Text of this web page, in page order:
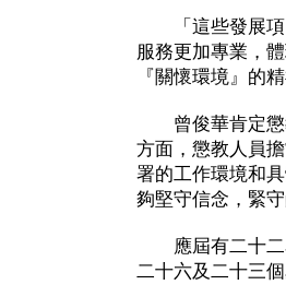
「這些發展項
服務更加專業，
『關懷環境』的
曾俊華肯定懲
方面，懲教人員
署的工作環境和
夠堅守信念，緊
應屆有二十二
二十六及二十三